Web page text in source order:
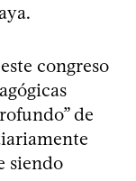
congreso
de
siendo